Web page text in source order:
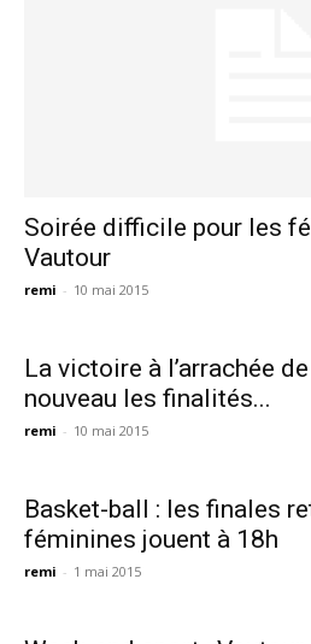
Soirée difficile pour les
Vautour
remi - 10 mai 2015
La victoire à l’arrachée
nouveau les finalités...
remi - 10 mai 2015
Basket-ball : les finales
féminines jouent à 18h
remi - 1 mai 2015